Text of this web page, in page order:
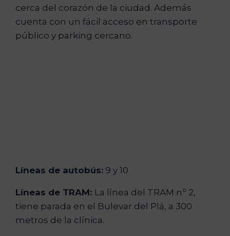
cerca del corazón de la ciudad. Además
cuenta con un fácil acceso en transporte
público y parking cercano.
Líneas de autobús: 9 y 10
Líneas de TRAM: La línea del TRAM nº 2,
tiene parada en el Bulevar del Plá, a 300
metros de la clínica.